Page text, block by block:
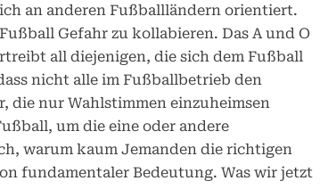
an anderen Fußballländern orientiert.
Gefahr zu kollabieren. Das A und O
all diejenigen, die sich dem Fußball
nicht alle im Fußballbetrieb den
die nur Wahlstimmen einzuheimsen
um die eine oder andere
warum kaum Jemanden die richtigen
fundamentaler Bedeutung. Was wir jetzt